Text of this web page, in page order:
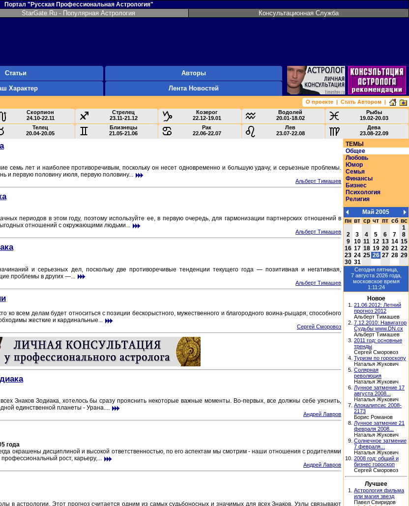
Портал "Русская Профессиональная Астрология"
StarGate.Ru - Популярная Астрология Консультационная Служба
Статьи
Характер
Авторы
Лента Новостей
О проекте | Стать Автором |
Скорпион
24.10-22.11
Стрелец
23.11-21.12
Козерог
22.12-19.01
Водолей
20.01-18.02
Рыбы
19.02-20.03
Телец
20.04-20.05
Близнецы
21.05-21.06
Рак
22.06-22.07
Лев
23.07-22.08
Дева
23.08-22.09
семь лет и наиболее противоречивым, поскольку он несет одновременно и большую удачу, и серьезные проблемы.
и первую половину июля, первую половину...
Альберт Тимашев
периодов в этом году, поэтому используйте ее, в первую очередь, для гармонизации партнерских отношений в
отношений с окружающими людьми...
Альберт Тимашев
и серьезных дел, поскольку две противоречивые тенденции текущего года — позитивная и негативная,
проблемы в других —...
Альберт Тимашев
ко всем делам будет относиться с позиции бескорыстного, мужественного и благородного воина-рыцаря, способного
жесткие и кардинальные...
Сергей Сморовоз
Знаков Зодиака, хотелось бы сразу прояснить некоторые важные моменты. Во-первых, все должны себе уяснить,
единственной планеты - Урана....
Андрей Лавров
года
окрашены дисциплиной и высокой ответственностью, по его аспектам мы смотрим - наши отношения с родителями
рост, карьеру,...
Андрей Лавров
в астрологии. Этот прогноз считается одним из самых судьбоносных и значимых для всех Знаков. Узлы связывают
ТЕМЫ
Общее
Любовь
Юмор
Семья
Финансы
Бизнес
Психология
Религия
Май 2005
пн вт ср чт пт сб вс
1
2
3 4 5 6 7
8
9
10 11 12 13 14 15
16 17 18 19 20 21 22
23 24 25 26 27 28 29
30 31
Сегодня пятница,
7 августа 2026года,
московское время
1:11:24
Новое
1. 21.06.2012: Летний
прогноз 2012
Альберт Тимашев
2. 7.12.2010: Навигатор
Судьбы www.DN.cx
Альберт Тимашев
3. 2011 год: основные
тренды
Сергей Сморовоз
4. Туризм по гороскопу
Наталья Жукович
5. Солярная
революция
Наталья Жукович
6. Лунное затмение 17
августа 2008...
Наталья Жукович
7. Апокалипсис 2008-
2173
Борис Романов
8. Лунное затмение 21
февраля 2008...
Наталья Жукович
9. Солнечное затмение
7 февраля...
Наталья Жукович
10. 2008 год: общий и
бизнес гороскоп
Сергей Сморовоз
Лучшее
1. Астрология фильма
или магия звезд
Павел Свиридов